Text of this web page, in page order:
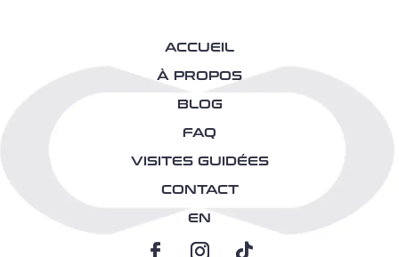
ACCUEIL
À PROPOS
BLOG
FAQ
VISITES GUIDÉES
CONTACT
EN